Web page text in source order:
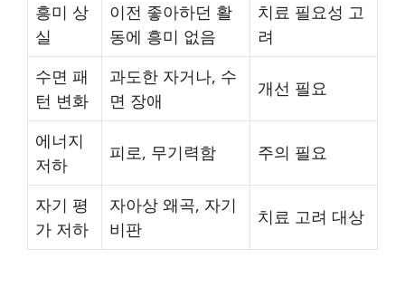
흥미 상
실
이전 좋아하던 활
동에 흥미 없음
치료 필요성 고
려
수면 패
턴 변화
과도한 자거나, 수
면 장애
개선 필요
에너지
저하
피로, 무기력함 주의 필요
자기 평
가 저하
자아상 왜곡, 자기
비판
치료 고려 대상